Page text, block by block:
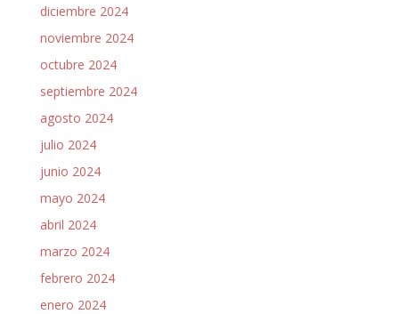
diciembre 2024
noviembre 2024
octubre 2024
septiembre 2024
agosto 2024
julio 2024
junio 2024
mayo 2024
abril 2024
marzo 2024
febrero 2024
enero 2024